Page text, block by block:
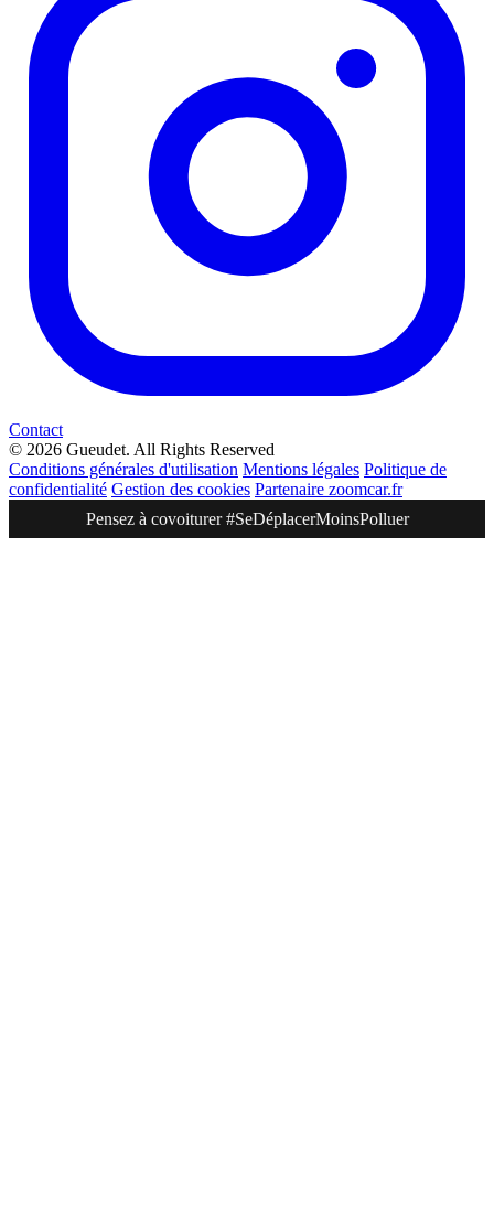
Contact
© 2026 Gueudet. All Rights Reserved
Conditions générales d'utilisation Mentions légales Politique de
confidentialité Gestion des cookies Partenaire zoomcar.fr
Pensez à covoiturer #SeDéplacerMoinsPolluer